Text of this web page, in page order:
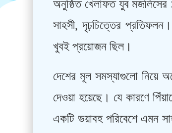
অনুষ্ঠিত খেলাফত যুব মজলিসের
সাহসী, দৃঢ়চিত্তের
খুবই প্রয়োজন ছিল।
দেশের মূল সমস্যাগুলো নিয়ে
দেওয়া হয়েছে। যে কারণে
একটি ভয়াবহ পরিবেশে এমন